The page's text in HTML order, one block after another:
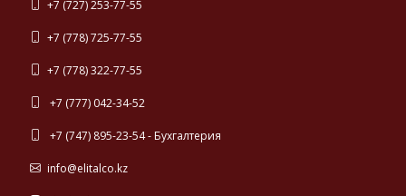
+7 (727) 253-77-55
+7 (778) 725-77-55
+7 (778) 322-77-55
+7 (777) 042-34-52
+7 (747) 895-23-54 - Бухгалтерия
info@elitalco.kz